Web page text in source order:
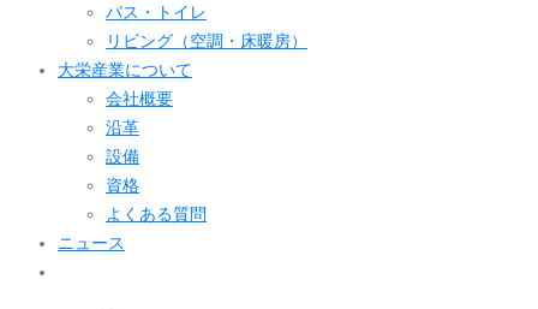
バス・トイレ
リビング（空調・床暖房）
大栄産業について
会社概要
沿革
設備
資格
よくある質問
ニュース